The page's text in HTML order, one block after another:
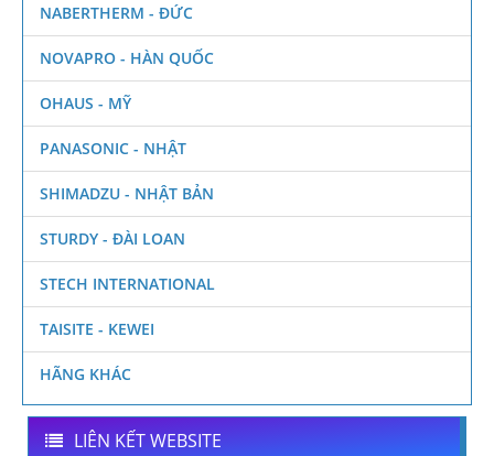
NABERTHERM - ĐỨC
NOVAPRO - HÀN QUỐC
OHAUS - MỸ
PANASONIC - NHẬT
SHIMADZU - NHẬT BẢN
STURDY - ĐÀI LOAN
STECH INTERNATIONAL
TAISITE - KEWEI
HÃNG KHÁC
LIÊN KẾT WEBSITE